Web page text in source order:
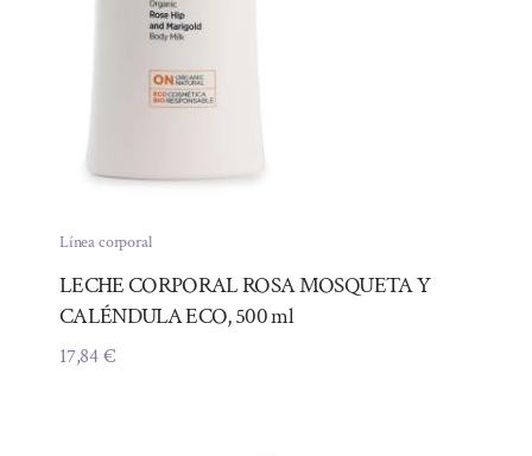
Línea corporal
LECHE CORPORAL ROSA MOSQUETA Y
CALÉNDULA ECO, 500 ml
17,84€